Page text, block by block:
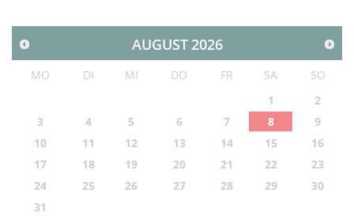
AUGUST2026
MO DI MI DO FR SA
SO
1
2
3
4 5 6 7 8
9
10
11 12 13 14 15
16
17
18 19 20 21 22
23
24
25 26 27 28 29
30
31